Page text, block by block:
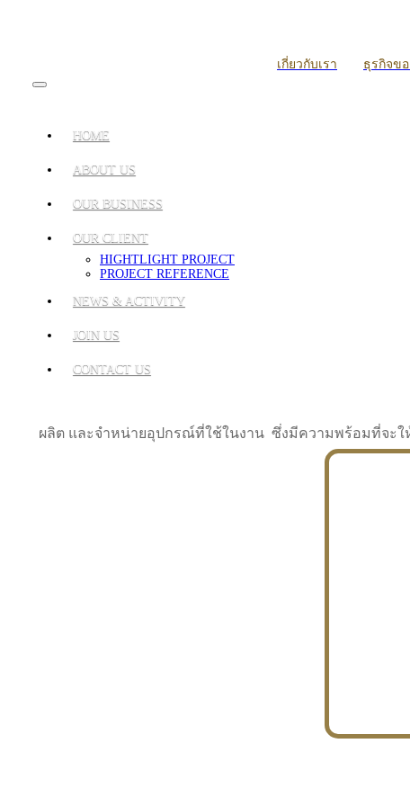
เกี่ยวกับเรา ธุรกิจขอ
HOME
ABOUT US
OUR BUSINESS
OUR CLIENT
HIGHTLIGHT PROJECT
PROJECT REFERENCE
NEWS & ACTIVITY
JOIN US
CONTACT US
ผลิต และจำหน่ายอุปกรณ์ที่ใช้ในงาน ซึ่งมีความพร้อมที่จะใ